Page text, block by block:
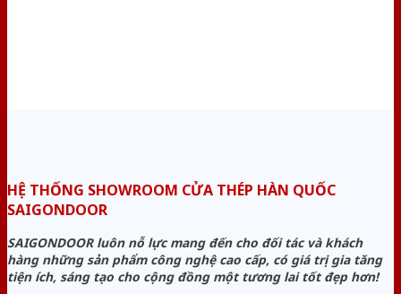
HỆ THỐNG SHOWROOM CỬA THÉP HÀN QUỐC
SAIGONDOOR
SAIGONDOOR luôn nỗ lực mang đến cho đối tác và khách
hàng những sản phẩm công nghệ cao cấp, có giá trị gia tăng
tiện ích, sáng tạo cho cộng đồng một tương lai tốt đẹp hơn!